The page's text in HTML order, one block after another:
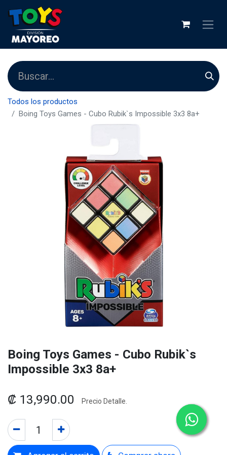
Todos los productos
Boing Toys Games - Cubo Rubik`s Impossible 3x3 8a+
Boing Toys Games - Cubo Rubik`s
Impossible 3x3 8a+
₡ 13,990.00 Precio Detalle.